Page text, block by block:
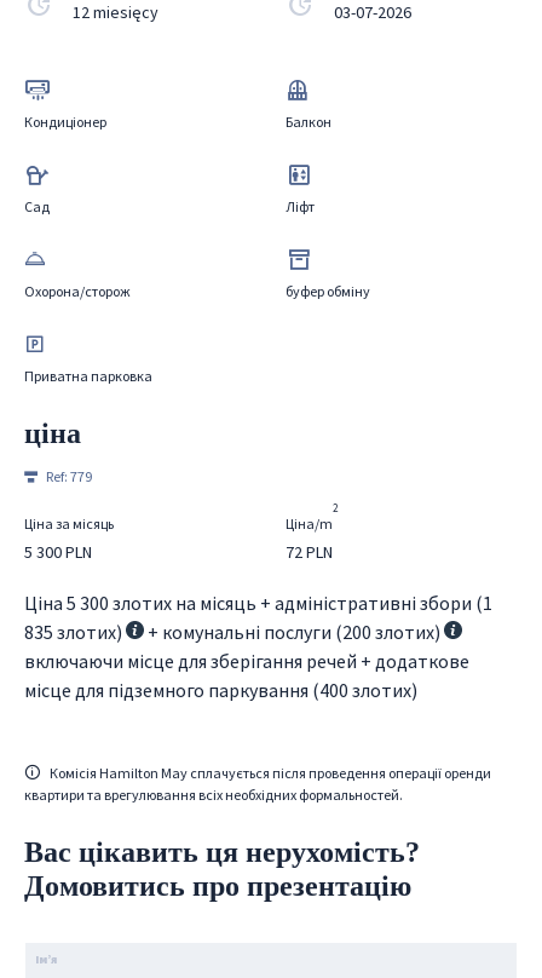
12 miesięcy 03-07-2026
Кондиціонер Балкон
Сад Ліфт
Охорона/сторож буфер обміну
Приватна парковка
ціна
Ref: 779
Ціна за місяць
5 300 PLN
Ціна/m
2
72 PLN
Ціна 5 300 злотих на місяць + адміністративні збори (1
835 злотих)
+ комунальні послуги (200 злотих)
включаючи місце для зберігання речей + додаткове
місце для підземного паркування (400 злотих)
Комісія Hamilton May сплачується після проведення операції оренди
квартири та врегулювання всіх необхідних формальностей.
Вас цікавить ця нерухомість?
Домовитись про презентацію
Ім’я